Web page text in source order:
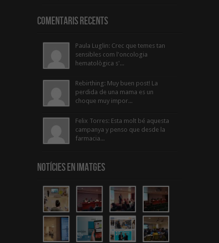
Comentaris Recents
Paula Luglin: Crec que temes tan
sensibles com l'oncologia
hematològica s'...
Rebirthing: Muy buen post! La
perdida de una mama es un
choque muy impor...
Felix Torres: Esta molt bé aquesta
campanya y penso que desde la
farmacia...
Notícies en Imatges